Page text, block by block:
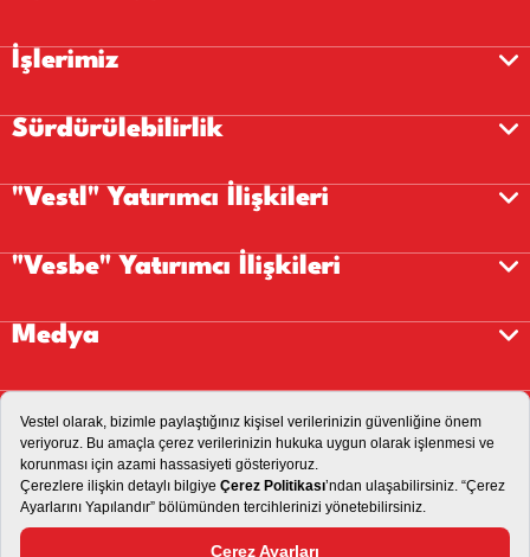
İşlerimiz
Sürdürülebilirlik
"Vestl" Yatırımcı İlişkileri
"Vesbe" Yatırımcı İlişkileri
Medya
İletişim